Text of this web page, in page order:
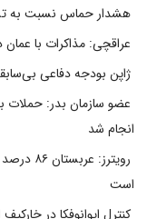
هشدار حماس نسبت به
عراقچی: مذاکرات با
ژاپن بودجه دفاعی بی‌سابقه ۵۶ میلیارد دلاری را در نظر
عضو سازمان بدر: حملات
انجام شد
است
کنترل ایوانوفکا در